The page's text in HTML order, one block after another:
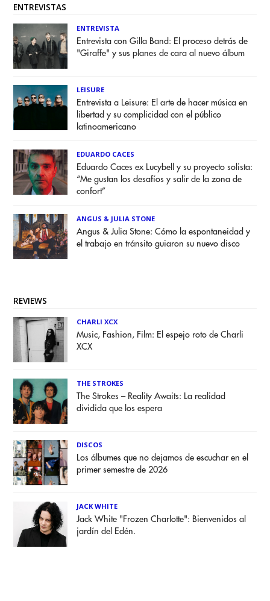
ENTREVISTAS
ENTREVISTA
Entrevista con Gilla Band: El proceso detrás de
"Giraffe" y sus planes de cara al nuevo álbum
LEISURE
Entrevista a Leisure: El arte de hacer música en
libertad y su complicidad con el público
latinoamericano
EDUARDO CACES
Eduardo Caces ex Lucybell y su proyecto solista:
“Me gustan los desafíos y salir de la zona de
confort”
ANGUS & JULIA STONE
Angus & Julia Stone: Cómo la espontaneidad y
el trabajo en tránsito guiaron su nuevo disco
REVIEWS
CHARLI XCX
Music, Fashion, Film: El espejo roto de Charli
XCX
THE STROKES
The Strokes – Reality Awaits: La realidad
dividida que los espera
DISCOS
Los álbumes que no dejamos de escuchar en el
primer semestre de 2026
JACK WHITE
Jack White "Frozen Charlotte": Bienvenidos al
jardín del Edén.